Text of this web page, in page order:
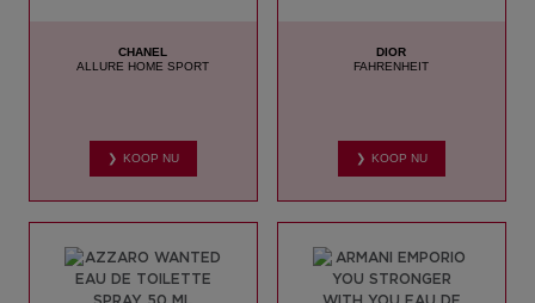
CHANEL
ALLURE HOME SPORT
❯ KOOP NU
DIOR
FAHRENHEIT
❯ KOOP NU